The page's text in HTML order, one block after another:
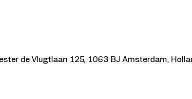
de Vlugtlaan 125, 1063 BJ Amsterdam,